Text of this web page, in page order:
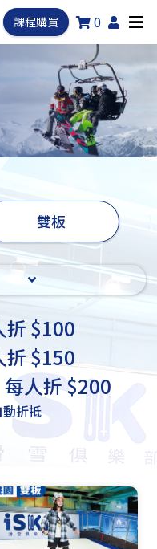
課程購買 0
雙板
折 $100
折 $150
人折 $200
折抵